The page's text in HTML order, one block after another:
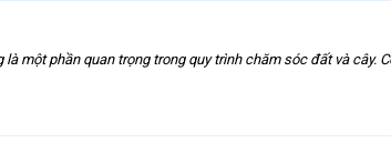
một phần quan trọng trong quy trình chăm sóc đất và cây.